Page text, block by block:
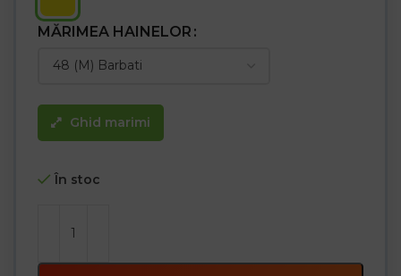
MĂRIMEA HAINELOR
Ghid marimi
În stoc